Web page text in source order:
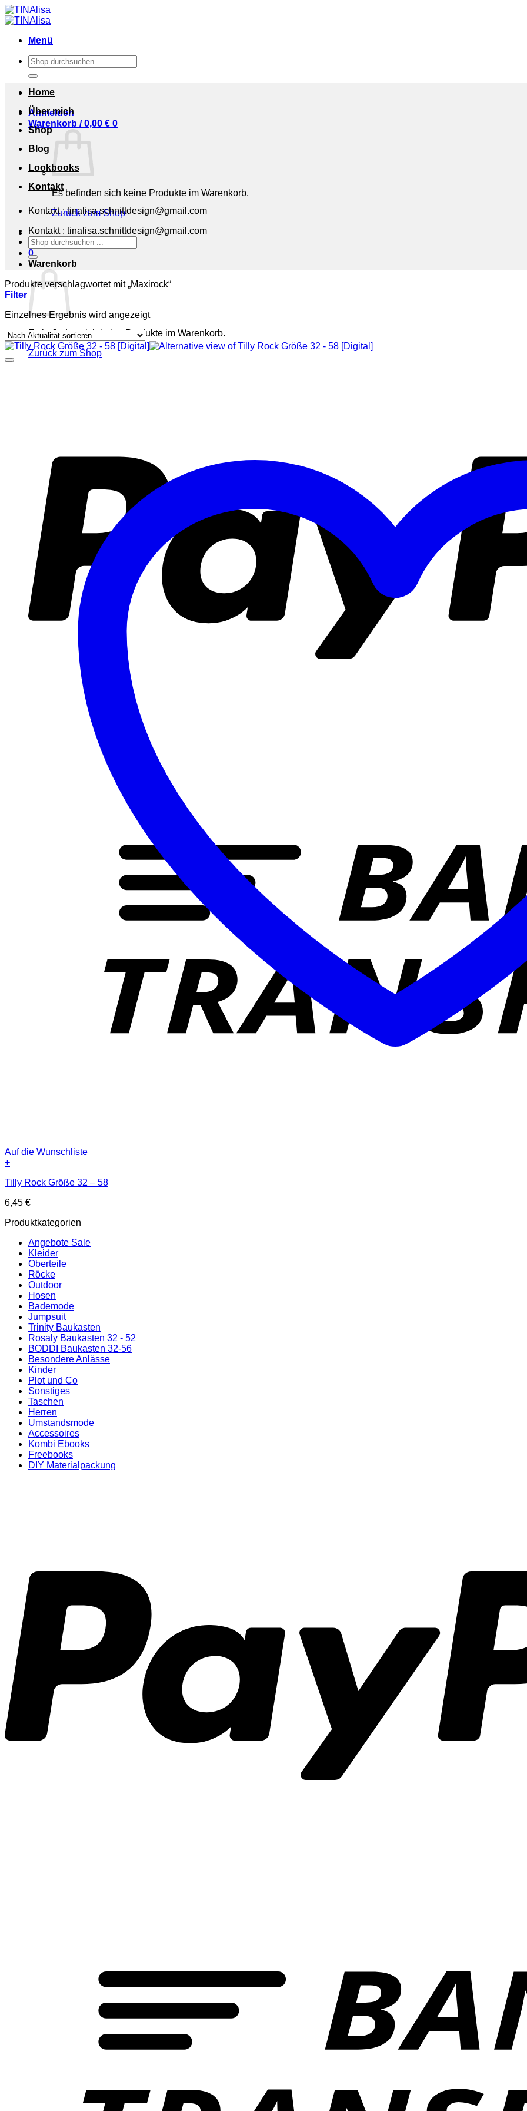
Zum
Inhalt
Menü
Suchen
nach:
Anmelden
Warenkorb /0,00 € 0
Es befinden sich keine Produkte im Warenkorb.
Zurück zum Shop
0
Warenkorb
Es befinden sich keine Produkte im Warenkorb.
Zurück zum Shop
Home
Über mich
Shop
Blog
Lookbooks
Kontakt
Kontakt : tinalisa.schnittdesign@gmail.com
Kontakt : tinalisa.schnittdesign@gmail.com
Suchen
nach:
Produkte verschlagwortet mit „Maxirock“
Filter
Einzelnes Ergebnis wird angezeigt
Auf die Wunschliste
+
Tilly Rock Größe 32 – 58
6,45 €
Produktkategorien
Angebote Sale
Kleider
Oberteile
Röcke
Outdoor
Hosen
Bademode
Jumpsuit
Trinity Baukasten
Rosaly Baukasten 32 - 52
BODDI Baukasten 32-56
Besondere Anlässe
Kinder
Plot und Co
Sonstiges
Taschen
Herren
Umstandsmode
Accessoires
Kombi Ebooks
Freebooks
DIY Materialpackung